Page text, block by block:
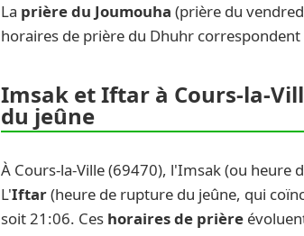
La prière du Joumouha (prière du
horaires de prière du Dhuhr correspondent
Imsak et Iftar à Cours-la-
du jeûne
À Cours-la-Ville (69470), l'Imsak (ou heure
L'Iftar(heure de rupture du jeûne, qui
soit 21:06. Ces horaires de prière